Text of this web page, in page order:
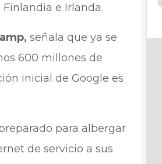
e Irlanda.
señala que ya se
600 millones de
inicial de Google es
para albergar
de servicio a sus